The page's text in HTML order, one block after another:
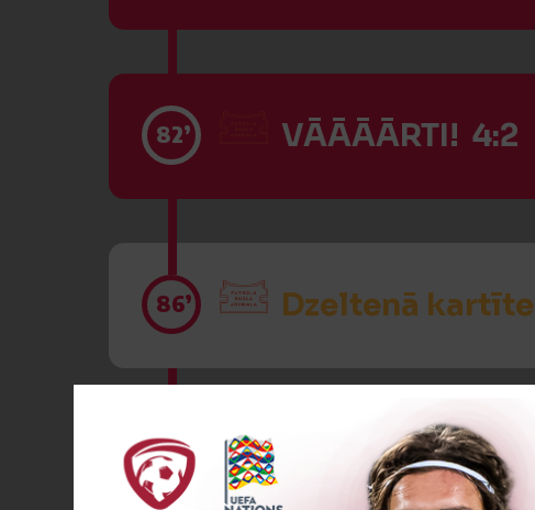
82’ VĀĀĀĀRTI! 4:2
86’ Dzeltenā kartīte
88’ VĀĀĀĀRTI! 5:2